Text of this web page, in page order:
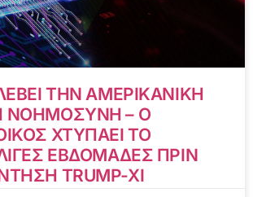
ΤΗΝ ΑΜΕΡΙΚΑΝΙΚΗ
ΝΟΗΜΟΣΥΝΗ – Ο
ΧΤΥΠΑΕΙ ΤΟ
ΕΒΔΟΜΑΔΕΣ ΠΡΙΝ
TRUMP-XI